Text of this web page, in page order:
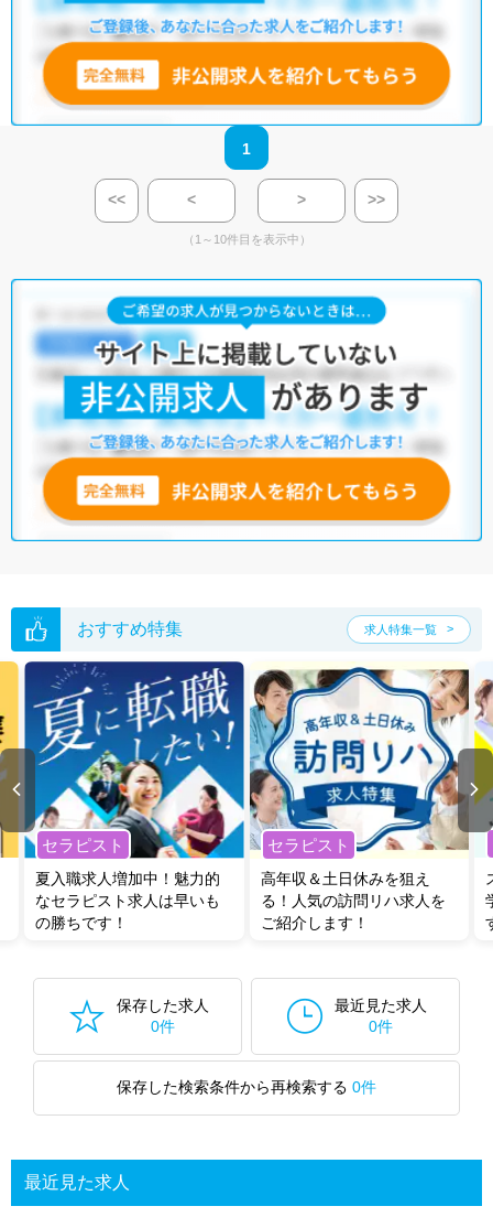
1
<< < > >>
（1～10件目を表示中）
おすすめ特集 求人特集一覧
セラピスト
夏入職求人増加中！魅力的
なセラピスト求人は早いも
の勝ちです！
セラピスト
高年収＆土日休みを狙え
る！人気の訪問リハ求人を
ご紹介します！
保存した求人
0件
最近見た求人
0件
保存した検索条件から再検索する 0件
最近見た求人